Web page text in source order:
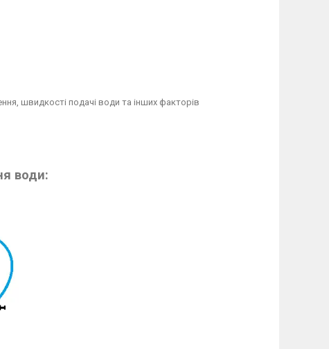
швидкості подачі води та інших факторів
води: